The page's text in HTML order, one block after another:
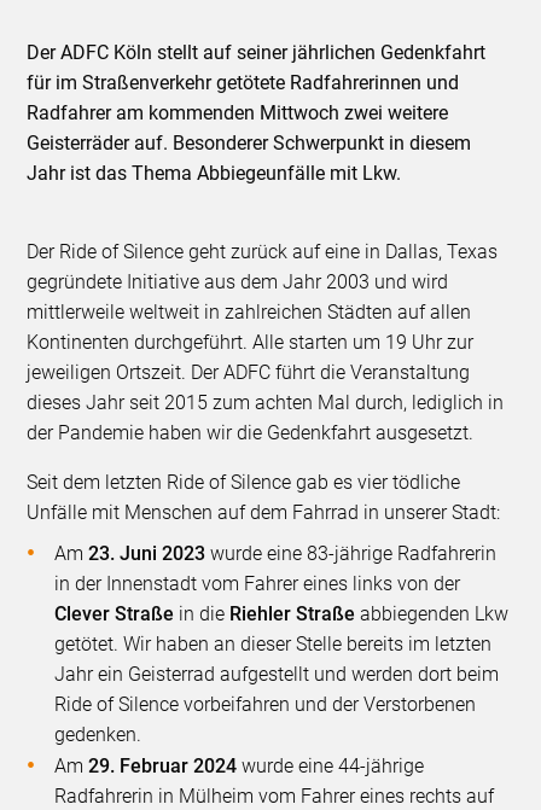
Der ADFC Köln stellt auf seiner jährlichen Gedenkfahrt
für im Straßenverkehr getötete Radfahrerinnen und
Radfahrer am kommenden Mittwoch zwei weitere
Geisterräder auf. Besonderer Schwerpunkt in diesem
Jahr ist das Thema Abbiegeunfälle mit Lkw.
Der Ride of Silence geht zurück auf eine in Dallas, Texas
gegründete Initiative aus dem Jahr 2003 und wird
mittlerweile weltweit in zahlreichen Städten auf allen
Kontinenten durchgeführt. Alle starten um 19 Uhr zur
jeweiligen Ortszeit. Der ADFC führt die Veranstaltung
dieses Jahr seit 2015 zum achten Mal durch, lediglich in
der Pandemie haben wir die Gedenkfahrt ausgesetzt.
Seit dem letzten Ride of Silence gab es vier tödliche
Unfälle mit Menschen auf dem Fahrrad in unserer Stadt:
Am23. Juni 2023 wurde eine 83-jährige Radfahrerin
in der Innenstadt vom Fahrer eines links von der
Clever Straße in die Riehler Straße abbiegenden Lkw
getötet. Wir haben an dieser Stelle bereits im letzten
Jahr ein Geisterrad aufgestellt und werden dort beim
Ride of Silence vorbeifahren und der Verstorbenen
gedenken.
Am29. Februar 2024 wurde eine 44-jährige
Radfahrerin in Mülheim vom Fahrer eines rechts auf